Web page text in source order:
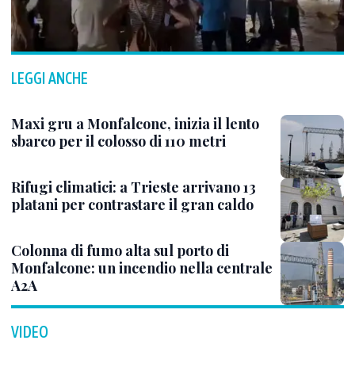
LEGGI ANCHE
Maxi gru a Monfalcone, inizia il lento
sbarco per il colosso di 110 metri
Rifugi climatici: a Trieste arrivano 13
platani per contrastare il gran caldo
Colonna di fumo alta sul porto di
Monfalcone: un incendio nella centrale
A2A
VIDEO